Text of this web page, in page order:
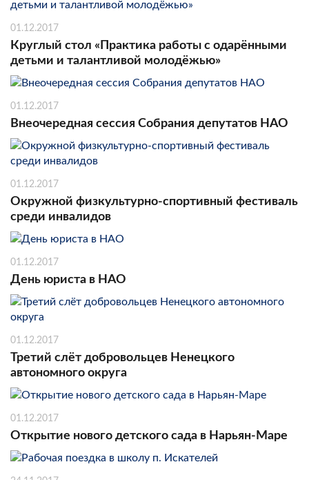
01.12.2017
Круглый стол «Практика работы с одарёнными
детьми и талантливой молодёжью»
01.12.2017
Внеочередная сессия Собрания депутатов НАО
01.12.2017
Окружной физкультурно-спортивный фестиваль
среди инвалидов
01.12.2017
День юриста в НАО
01.12.2017
Третий слёт добровольцев Ненецкого
автономного округа
01.12.2017
Открытие нового детского сада в Нарьян-Маре